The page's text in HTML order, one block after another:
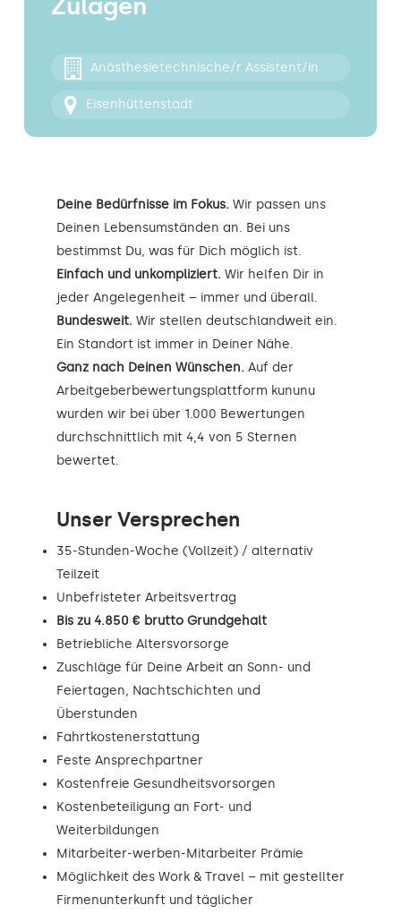
Kontakt
Zulagen
Anästhesietechnische/r Assistent/in
Eisenhüttenstadt
Deine Bedürfnisse im Fokus. Wir passen uns
Deinen Lebensumständen an. Bei uns
bestimmst Du, was für Dich möglich ist.
Einfach und unkompliziert. Wir helfen Dir in
jeder Angelegenheit – immer und überall.
Bundesweit. Wir stellen deutschlandweit ein.
Ein Standort ist immer in Deiner Nähe.
Ganz nach Deinen Wünschen. Auf der
Arbeitgeberbewertungsplattform kununu
wurden wir bei über 1.000 Bewertungen
durchschnittlich mit 4,4 von 5 Sternen
bewertet.
Unser Versprechen
35-Stunden-Woche (Vollzeit) / alternativ
Teilzeit
Unbefristeter Arbeitsvertrag
Bis zu 4.850 € brutto Grundgehalt
Betriebliche Altersvorsorge
Zuschläge für Deine Arbeit an Sonn- und
Feiertagen, Nachtschichten und
Überstunden
Fahrtkostenerstattung
Feste Ansprechpartner
Kostenfreie Gesundheitsvorsorgen
Kostenbeteiligung an Fort- und
Weiterbildungen
Mitarbeiter-werben-Mitarbeiter Prämie
Möglichkeit des Work & Travel – mit gestellter
Firmenunterkunft und täglicher